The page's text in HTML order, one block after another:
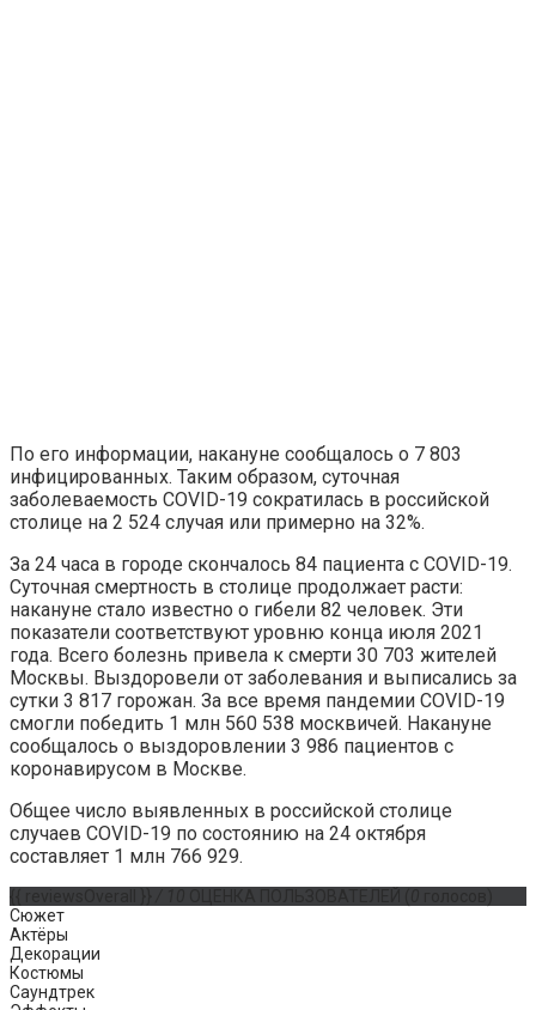
По его информации, накануне сообщалось о 7 803
инфицированных. Таким образом, суточная
заболеваемость COVID-19 сократилась в российской
столице на 2 524 случая или примерно на 32%.
За 24 часа в городе скончалось 84 пациента с COVID-19.
Суточная смертность в столице продолжает расти:
накануне стало известно о гибели 82 человек. Эти
показатели соответствуют уровню конца июля 2021
года. Всего болезнь привела к смерти 30 703 жителей
Москвы. Выздоровели от заболевания и выписались за
сутки 3 817 горожан. За все время пандемии COVID-19
смогли победить 1 млн 560 538 москвичей. Накануне
сообщалось о выздоровлении 3 986 пациентов с
коронавирусом в Москве.
Общее число выявленных в российской столице
случаев COVID-19 по состоянию на 24 октября
составляет 1 млн 766 929.
Сюжет
Актёры
Декорации
Костюмы
Саундтрек